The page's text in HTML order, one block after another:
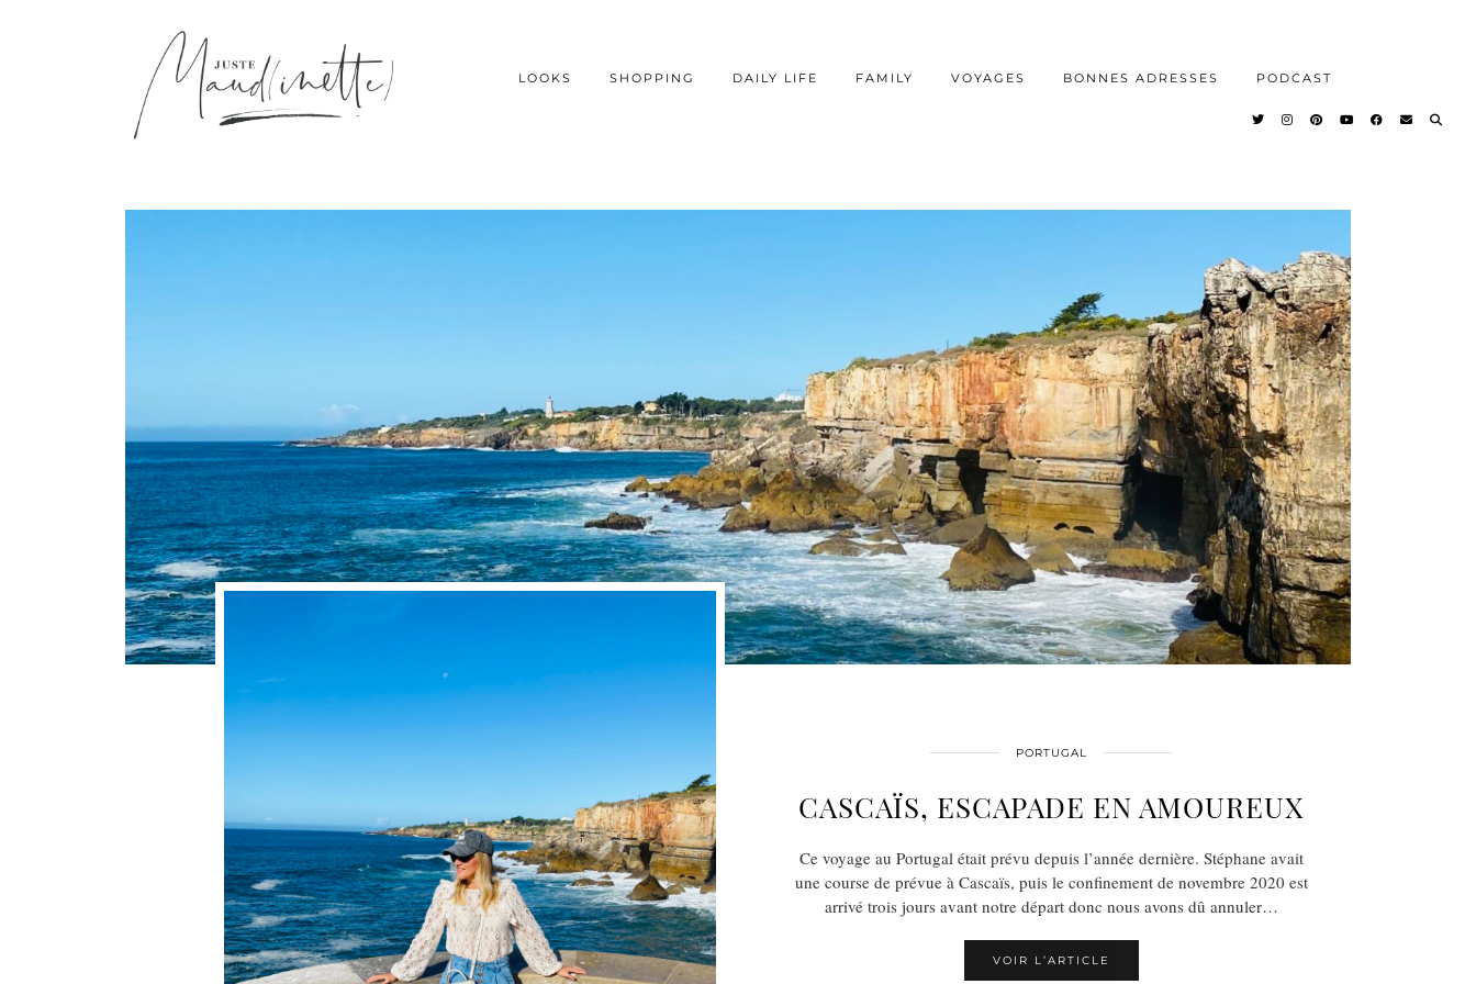
LOOKS SHOPPING DAILY LIFE FAMILY VOYAGES BONNES ADRESSES PODCAST
PORTUGAL
CASCAÏS, ESCAPADE EN AMOUREUX
Ce voyage au Portugal était prévu depuis l’année dernière. Stéphane avait
une course de prévue à Cascaïs, puis le confinement de novembre 2020 est
arrivé trois jours avant notre départ donc nous avons dû annuler…
VOIR L’ARTICLE